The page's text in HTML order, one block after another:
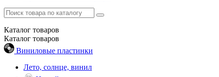
Каталог товаров
Каталог товаров
Виниловые пластинки
Лето, солнце, винил